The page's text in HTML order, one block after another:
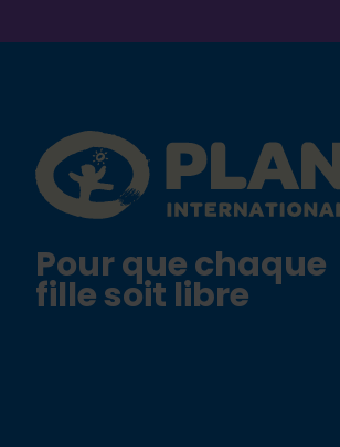
Plan International logo
Pour que chaque
fille soit libre